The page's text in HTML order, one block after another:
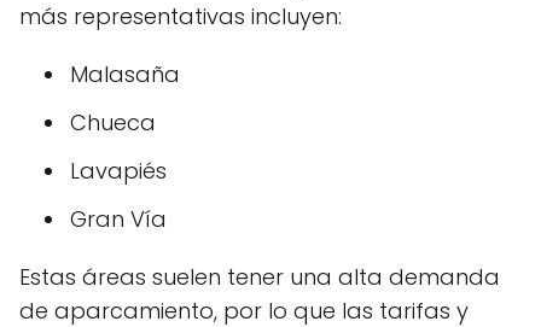
más representativas incluyen:
Malasaña
Chueca
Lavapiés
Gran Vía
Estas áreas suelen tener una alta demanda
de aparcamiento, por lo que las tarifas y